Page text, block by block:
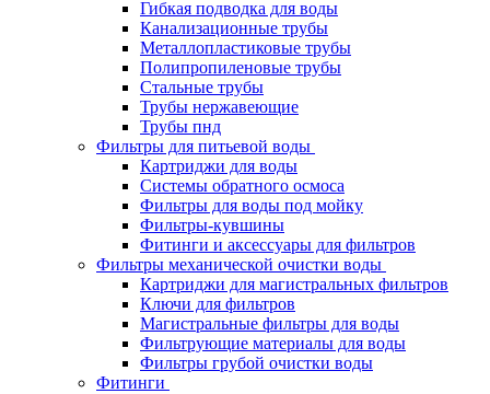
Гибкая подводка для воды
Канализационные трубы
Металлопластиковые трубы
Полипропиленовые трубы
Стальные трубы
Трубы нержавеющие
Трубы пнд
Фильтры для питьевой воды
Картриджи для воды
Системы обратного осмоса
Фильтры для воды под мойку
Фильтры-кувшины
Фитинги и аксессуары для фильтров
Фильтры механической очистки воды
Картриджи для магистральных фильтров
Ключи для фильтров
Магистральные фильтры для воды
Фильтрующие материалы для воды
Фильтры грубой очистки воды
Фитинги